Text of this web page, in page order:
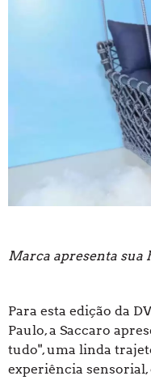
Marca apresenta sua
Para esta edição da
Paulo, a Saccaro
tudo", uma linda
experiência